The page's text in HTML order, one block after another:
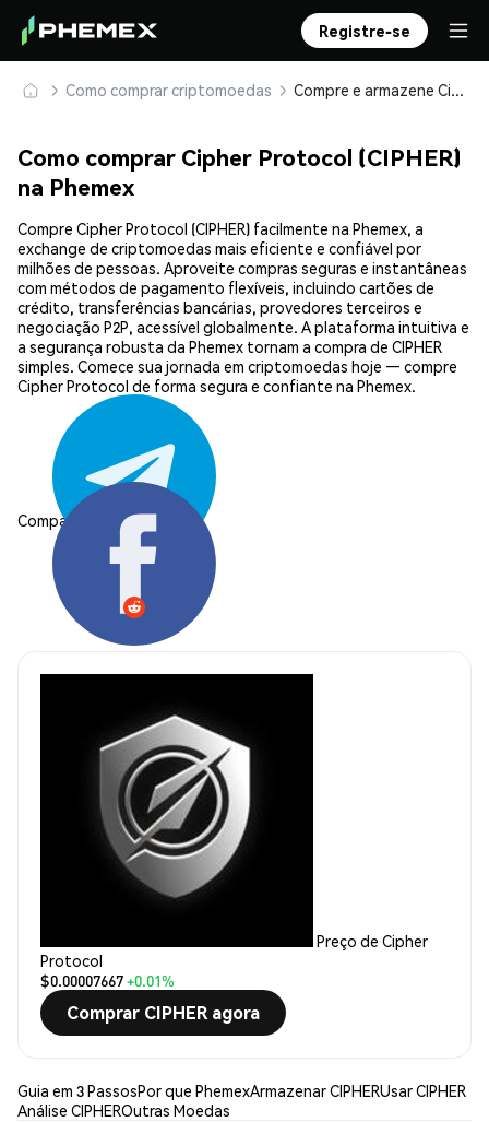
Registre-se
Como comprar criptomoedas Compre e armazene Cipher Protocol (CIPHER) com segurança
Como comprar Cipher Protocol (CIPHER)
na Phemex
Compre Cipher Protocol (CIPHER) facilmente na Phemex, a
exchange de criptomoedas mais eficiente e confiável por
milhões de pessoas. Aproveite compras seguras e instantâneas
com métodos de pagamento flexíveis, incluindo cartões de
crédito, transferências bancárias, provedores terceiros e
negociação P2P, acessível globalmente. A plataforma intuitiva e
a segurança robusta da Phemex tornam a compra de CIPHER
simples. Comece sua jornada em criptomoedas hoje — compre
Cipher Protocol de forma segura e confiante na Phemex.
Compartilhar:
Preço de Cipher
Protocol
$0.00007667+0.01%
Comprar CIPHER agora
Guia em 3 PassosPor que PhemexArmazenar CIPHERUsar CIPHER
Análise CIPHEROutras Moedas